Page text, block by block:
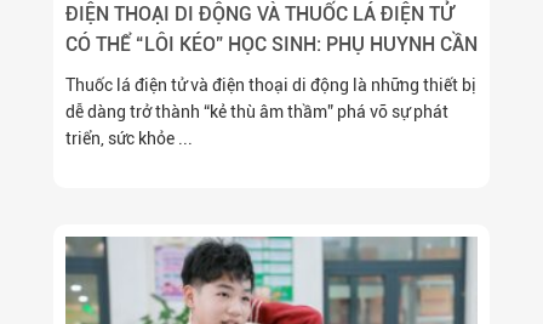
ĐIỆN THOẠI DI ĐỘNG VÀ THUỐC LÁ ĐIỆN TỬ
CÓ THỂ “LÔI KÉO” HỌC SINH: PHỤ HUYNH CẦN
LÀM GÌ NGAY HÔM NAY?
Thuốc lá điện tử và điện thoại di động là những thiết bị
dễ dàng trở thành “kẻ thù âm thầm” phá vỡ sự phát
triển, sức khỏe ...